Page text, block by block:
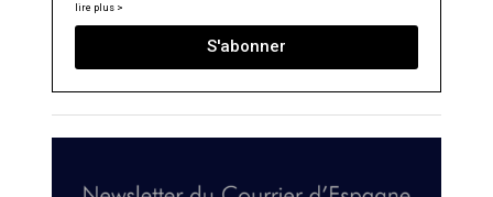
lire plus >
S'abonner